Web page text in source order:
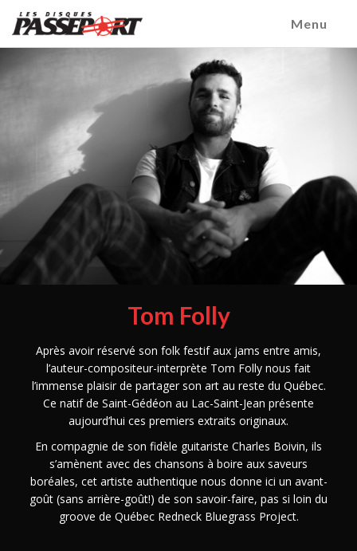
Menu
Tom Folly
Après avoir réservé son folk festif aux jams entre amis,
l’auteur-compositeur-interprète Tom Folly nous fait
l’immense plaisir de partager son art au reste du Québec.
Ce natif de Saint-Gédéon au Lac-Saint-Jean présente
aujourd’hui ces premiers extraits originaux.
En compagnie de son fidèle guitariste Charles Boivin, ils
s’amènent avec des chansons à boire aux saveurs
boréales, cet artiste authentique nous donne ici un avant-
goût (sans arrière-goût!) de son savoir-faire, pas si loin du
groove de Québec Redneck Bluegrass Project.